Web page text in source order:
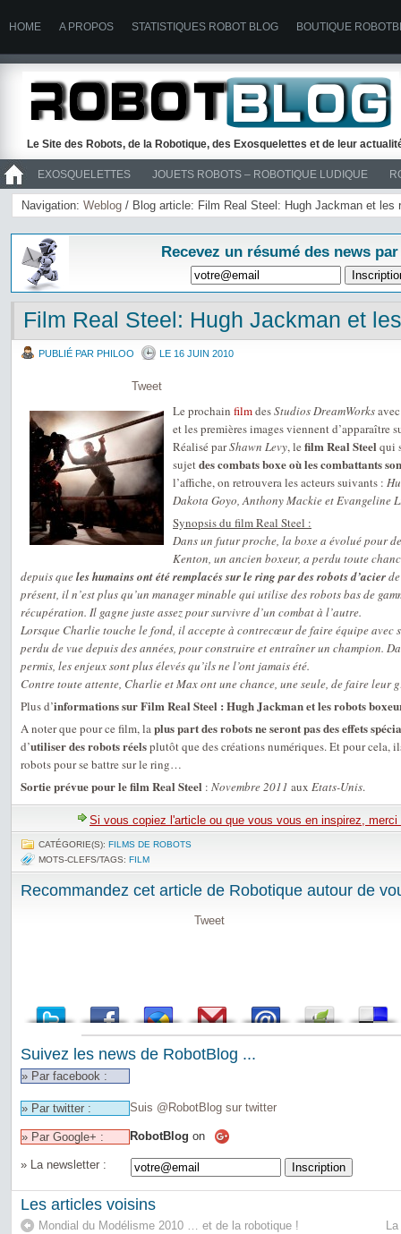
HOME A PROPOS STATISTIQUES ROBOT BLOG BOUTIQUE
Le Site des Robots, de la Robotique, des Exosquelettes et de leur
EXOSQUELETTES JOUETS ROBOTS – ROBOTIQUE LUDIQUE
>> ROBOTS
Navigation: Weblog / Blog article: Film Real Steel: Hugh Jackman et les
Recevez un résumé des news
Film Real Steel: Hugh Jackman et
PUBLIÉ PAR PHILOO LE 16 JUIN 2010
Tweet
Le prochain filmdesStudios DreamWorks
et les premières images viennent d’apparaître
Réalisé parShawn Levy, le film Real Steel qui
sujetdes combats boxe où les combattants
l’affiche, on retrouvera les acteurs suivants :
Dakota Goyo, Anthony Mackie et Evangeline
Synopsis du film Real Steel :
Dans un futur proche, la boxe a évolué pour
Kenton, un ancien boxeur, a perdu toute
depuis queles humains ont été remplacés sur le ring par des robots d’acier
présent, il n’est plus qu’un manager minable qui utilise des robots bas de
récupération. Il gagne juste assez pour survivre d’un combat à l’autre.
Lorsque Charlie touche le fond, il accepte à contrecœur de faire équipe avec
perdu de vue depuis des années, pour construire et entraîner un champion.
permis, les enjeux sont plus élevés qu’ils ne l’ont jamais été.
Contre toute attente, Charlie et Max ont une chance, une seule, de faire
Plus d’informations sur Film Real Steel : Hugh Jackman et les robots
A noter que pour ce film, laplus part des robots ne seront pas des effets
d’utiliser des robots réelsplutôt que des créations numériques. Et pour cela,
robots pour se battre sur le ring…
Sortie prévue pour le film Real Steel : Novembre 2011 aux Etats-Unis.
Si vous copiez l'article ou que vous vous en inspirez,
CATÉGORIE(S): FILMS DE ROBOTS
MOTS-CLEFS/TAGS: FILM
Recommandez cet article de Robotique autour de
Tweet
Suivez les news de RobotBlog ...
» Par facebook :
» Par twitter : Suis @RobotBlog sur twitter
» Par Google+ : RobotBlog on
» La newsletter :
Les articles voisins
Mondial du Modélisme 2010 … et de la robotique !